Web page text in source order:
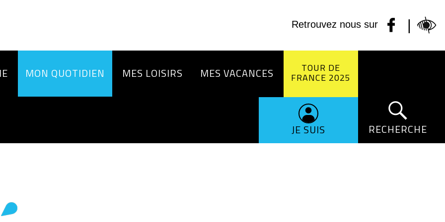
Retrouvez nous sur |
MON QUOTIDIEN MES LOISIRS MES VACANCES TOUR DE
FRANCE 2025
JE SUIS RECHERCHE